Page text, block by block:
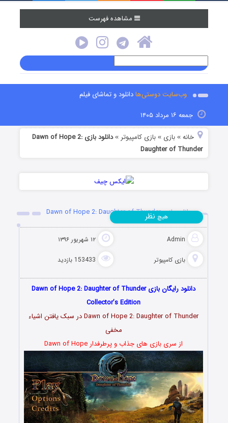
مشاهده فهرست
وب‌سایت دوستی‌هادانلود و تماشای فیلم
جمعه ۱۶ مرداد ۱۴۰۵
خانه »بازی »بازی کامپیوتر »
دانلود بازی Dawn of Hope 2:
Daughter of Thunder
دانلود بازی Dawn of Hope 2: Daughter of Thunder
Admin ۱۲ شهریور ۱۳۹۶
بازی کامپیوتر 153433 بازدید
هیچ نظر
دانلود رایگان بازی Dawn of Hope 2: Daughter of Thunder
Collector’s Edition
Dawn of Hope 2: Daughter of Thunder در سبک یافتن اشیاء
مخفی
از سری بازی های جذاب و پرطرفدار Dawn of Hope